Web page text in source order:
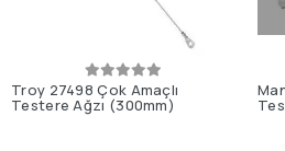
Troy 27498 Çok Amaçlı
Testere Ağzı (300mm)